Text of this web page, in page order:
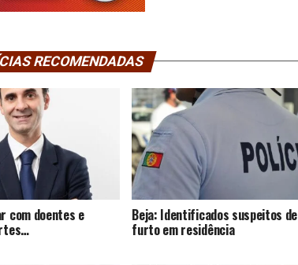
RECOMENDADAS
com doentes e Beja: Identificados suspeitos de
furto em residência